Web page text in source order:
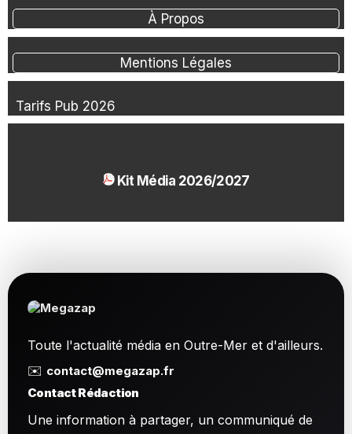
À Propos
Mentions Légales
Tarifs Pub 2026
Kit Média 2026/2027
Toute l'actualité média en Outre-Mer et d'ailleurs.
✉️ contact@megazap.fr
Contact Rédaction
Une information à partager, un communiqué de